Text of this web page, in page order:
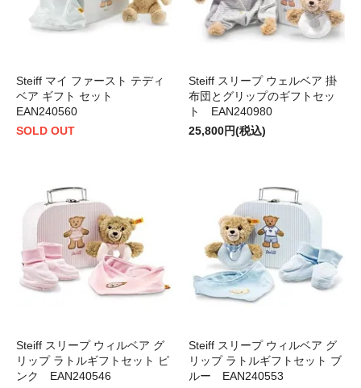
Steiff マイ ファースト テディ
ベア ギフト セット
EAN240560
SOLD OUT
Steiff スリープ ウェルベア 掛
布団とグリップのギフトセッ
ト EAN240980
25,800円(税込)
Steiff スリープ ウィルベア グ
リップ ラトルギフトセット ピ
ンク EAN240546
Steiff スリープ ウィルベア グ
リップ ラトルギフトセット ブ
ルー EAN240553